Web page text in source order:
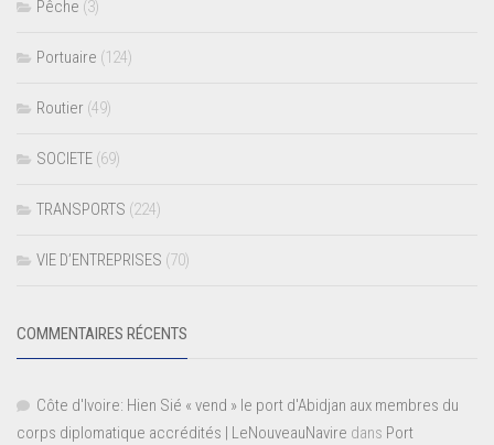
Pêche (3)
Portuaire (124)
Routier (49)
SOCIETE (69)
TRANSPORTS (224)
VIE D’ENTREPRISES (70)
COMMENTAIRES RÉCENTS
Côte d'Ivoire: Hien Sié « vend » le port d'Abidjan aux membres du
corps diplomatique accrédités | LeNouveauNavire dans Port